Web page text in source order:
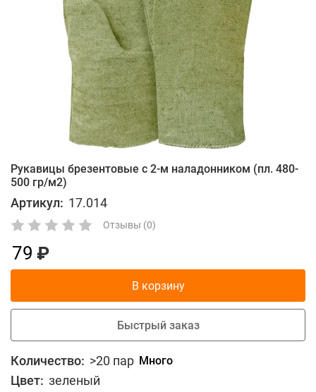
Рукавицы брезентовые с 2-м наладонником (пл. 480-
500 гр/м2)
Артикул: 17.014
Отзывы (0)
79
В корзину
Быстрый заказ
Количество: >20 пар Много
Цвет: зеленый